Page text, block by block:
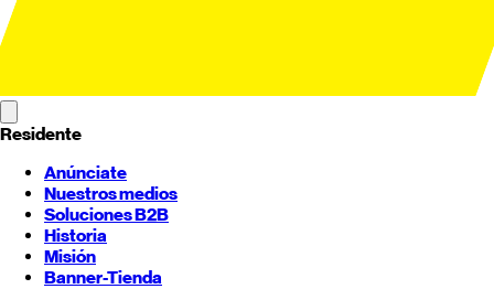
Residente
Anúnciate
Nuestros medios
Soluciones B2B
Historia
Misión
Banner-Tienda